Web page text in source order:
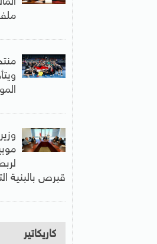
قبرص بالبنية
كاريكاتير